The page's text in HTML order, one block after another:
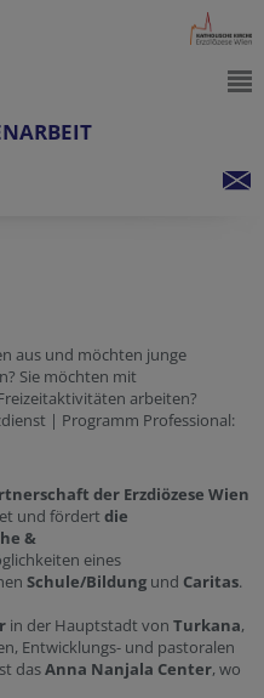
aus und möchten junge
Sie möchten mit
arbeiten?
| Programm Professional:
der Erzdiözese Wien
und fördert die
&
eines
Schule/Bildung und Caritas.
in der Hauptstadt von Turkana,
Entwicklungs- und pastoralen
dasAnna Nanjala Center, wo